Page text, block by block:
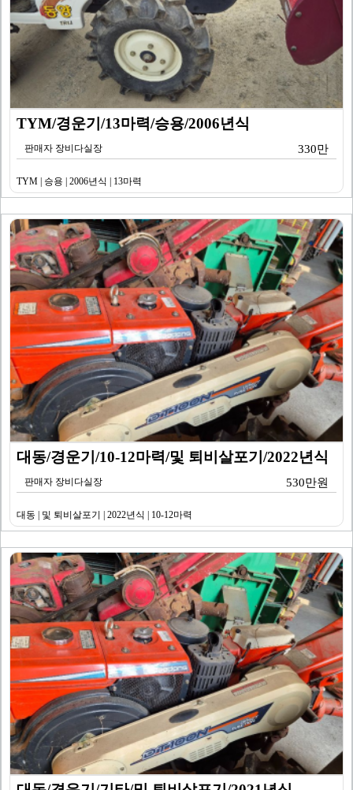
TYM/경운기/13마력/승용/2006년식
판매자 장비다실장 330만
TYM | 승용 | 2006년식 | 13마력
대동/경운기/10-12마력/및 퇴비살포기/2022년식
판매자 장비다실장 530만원
대동 | 및 퇴비살포기 | 2022년식 | 10-12마력